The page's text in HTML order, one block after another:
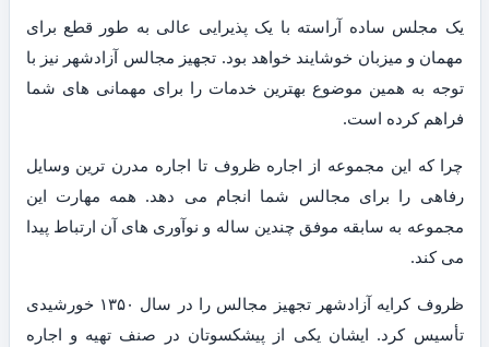
یک مجلس ساده آراسته با یک پذیرایی عالی به طور قطع برای
مهمان و میزبان خوشایند خواهد بود. تجهیز مجالس آزادشهر نیز با
توجه به همین موضوع بهترین خدمات را برای مهمانی های شما
فراهم کرده است.
چرا که این مجموعه از اجاره ظروف تا اجاره مدرن ترین وسایل
رفاهی را برای مجالس شما انجام می دهد. همه مهارت این
مجموعه به سابقه موفق چندین ساله و نوآوری های آن ارتباط پیدا
می کند.
ظروف کرایه آزادشهر تجهیز مجالس را در سال ۱۳۵۰ خورشیدی
تأسیس کرد. ایشان یکی از پیشکسوتان در صنف تهیه و اجاره